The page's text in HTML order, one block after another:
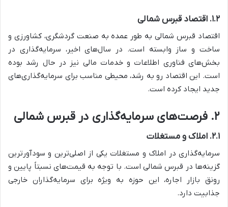
۱.۲. اقتصاد قبرس شمالی
اقتصاد قبرس شمالی به طور عمده به صنعت گردشگری، کشاورزی و
ساخت و ساز وابسته است. در سال‌های اخیر، سرمایه‌گذاری در
بخش‌های فناوری اطلاعات و خدمات مالی نیز در حال رشد بوده
است. این اقتصاد رو به رشد، محیطی مناسب برای سرمایه‌گذاری‌های
جدید ایجاد کرده است.
۲. فرصت‌های سرمایه‌گذاری در قبرس شمالی
۲.۱. املاک و مستغلات
سرمایه‌گذاری در املاک و مستغلات یکی از اصلی‌ترین و سودآورترین
گزینه‌ها در قبرس شمالی است. با توجه به قیمت‌های نسبتاً پایین و
رونق بازار اجاره، این حوزه به ویژه برای سرمایه‌گذاران خارجی
جذابیت دارد.